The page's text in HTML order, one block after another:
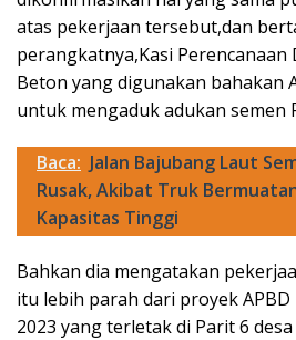
atas pekerjaan tersebut,dan
perangkatnya,Kasi Perencanaan
Beton yang digunakan bahakan
untuk mengaduk adukan semen
Baca: Jalan Bajubang Laut
Rusak, Akibat Truk
Kapasitas Tinggi
Bahkan dia mengatakan
itu lebih parah dari proyek
2023 yang terletak di Parit 6